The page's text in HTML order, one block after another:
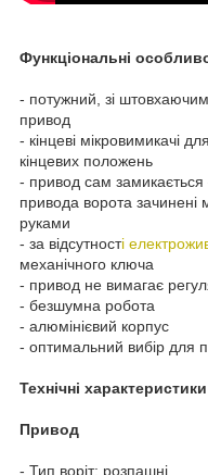
Функціональні
- потужний, зі
привод
- кінцеві мікровимикачі
кінцевих положень
- привод сам
привода ворота зачинені
руками
- за відсутності
механічного ключа
- привод не вимагає
- безшумна робота
- алюмінієвий корпус
- оптимальний вибір для
Технічні характеристики
Привод
- Тип воріт: розпашні